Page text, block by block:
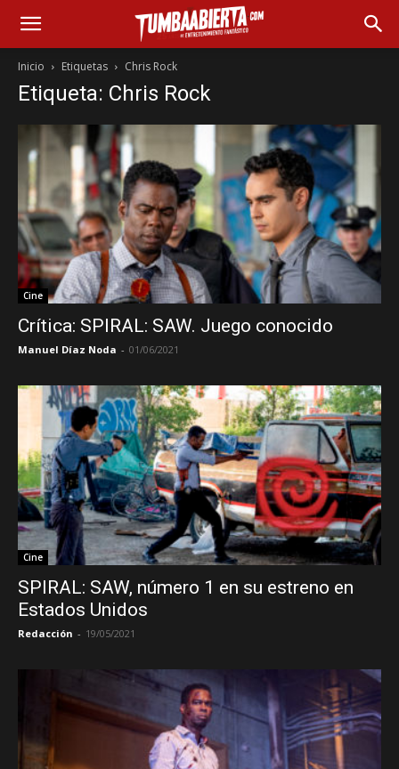
Inicio Etiquetas Chris Rock
Etiqueta: Chris Rock
Cine
Crítica: SPIRAL: SAW. Juego conocido
Manuel Díaz Noda - 01/06/2021
Cine
SPIRAL: SAW, número 1 en su estreno en
Estados Unidos
Redacción - 19/05/2021